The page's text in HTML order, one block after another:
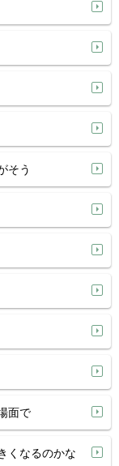
そう
面で
くなるのかな